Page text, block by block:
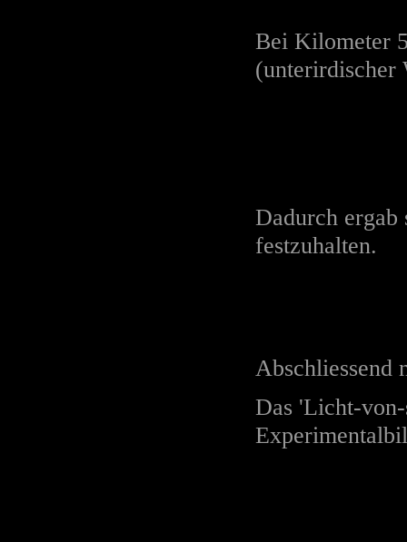
Bei Kilometer
(unterirdischer
Dadurch
festzuhalten.
Abschliessend
Das 'Licht-